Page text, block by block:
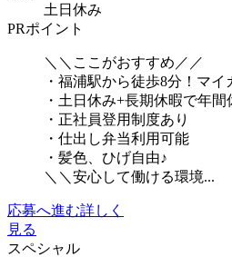
土日休み
PRポイント
＼＼ここがおすすめ／／
・福浦駅から徒歩8分！マ
・土日休み+長期休暇で年間
・正社員登用制度あり
・仕出し弁当利用可能
・髪色、ひげ自由♪
＼＼安心して働ける環境...
応募へ進む詳しく
見る
スペシャル